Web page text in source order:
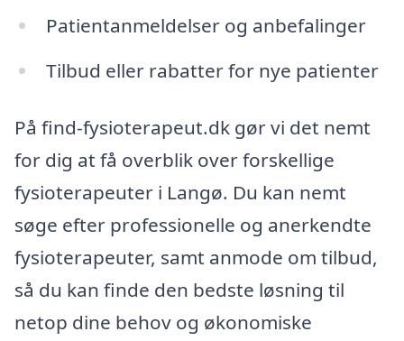
Patientanmeldelser og anbefalinger
Tilbud eller rabatter for nye patienter
På find-fysioterapeut.dk gør vi det nemt
for dig at få overblik over forskellige
fysioterapeuter i Langø. Du kan nemt
søge efter professionelle og anerkendte
fysioterapeuter, samt anmode om tilbud,
så du kan finde den bedste løsning til
netop dine behov og økonomiske